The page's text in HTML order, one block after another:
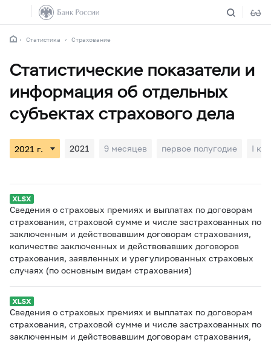
Статистика Страхование
Статистические показатели и
информация об отдельных
субъектах страхового дела
2021 9 месяцев первое полугодие I
Сведения о страховых премиях и выплатах по договорам
страхования, страховой сумме и числе застрахованных по
заключенным и действовавшим договорам страхования,
количестве заключенных и действовавших договоров
страхования, заявленных и урегулированных страховых
случаях (по основным видам страхования)
Сведения о страховых премиях и выплатах по договорам
страхования, страховой сумме и числе застрахованных по
заключенным и действовавшим договорам страхования,